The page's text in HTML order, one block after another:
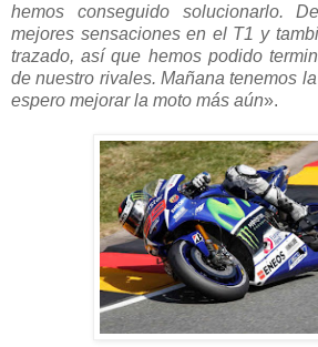
hemos conseguido solucionarlo.
mejores sensaciones en el T1 y
trazado, así que hemos podido
de nuestro rivales. Mañana tenemos
espero mejorar la moto más aún».